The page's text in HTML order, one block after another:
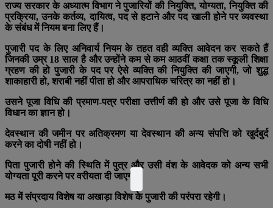
राज्य सरकार के अध्यात्म विभाग ने पुजारियों की नियुक्ति, योग्यता, नियुक्ति की
प्रक्रिया, उनके कर्तव्य, दायित्व, पद से हटाने और पद खाली होने पर व्यवस्था
के संबंध में नियम बना लिए हैं।
पुजारी पद के लिए अनिवार्य नियम के तहत वही व्यक्ति आवेदन कर सकते हैं
जिनकी उम्र 18 साल है और उन्होंने कम से कम आठवीं कक्षा तक स्कूली शिक्षा
ग्रहण की होपुजारी के पद पर ऐसे व्यक्ति की नियुक्ति की जाएगी, जो शुद्ध
शाकाहारी हो, शराबी नहीं पीता हो और आपराधिक चरित्र का नहीं हो।
उसने पूजा विधि की प्रमाण-पत्र परीक्षा उत्तीर्ण की हो और उसे पूजा के विधि
विधान का ज्ञान हो।
देवस्थान की जमीन पर अतिक्रमण या देवस्थान की अन्य संपत्ति को खुर्दबुर्द
करने का दोषी नहीं हो।
पिता पुजारी होने की स्थिति में पुत्र और उसी वंश के आवेदक को अन्य सभी
योग्यता पूरी करने पर वरीयता दी जाएगी।
मठ में संप्रदाय विशेष या अखाड़ा विशेष के पुजारी की परंपरा रहेगी।